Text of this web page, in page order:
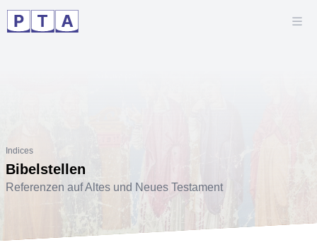
Indices
Bibelstellen
Referenzen auf Altes und Neues Testament